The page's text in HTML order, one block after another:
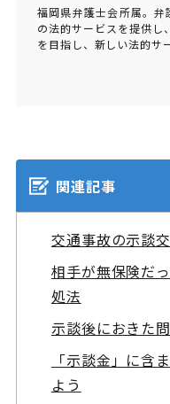
福岡県弁護士会所属。
の法的サービスを提供し
を目指し、新しい法的サ
関連記事
交通事故の示談
相手が無保険だ
処法
示談後におきた
「示談金」に含
よう